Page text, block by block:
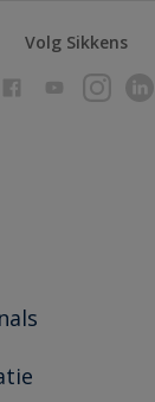
Volg Sikkens